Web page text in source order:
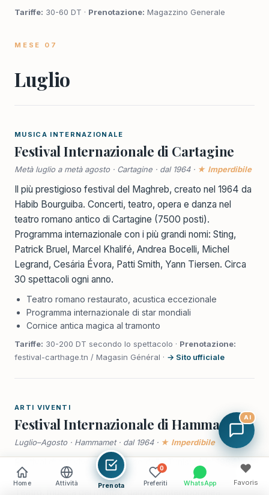
Tariffe: 30-60 DT · Prenotazione: Magazzino Generale
MESE 07
Luglio
MUSICA INTERNAZIONALE
Festival Internazionale di Cartagine
Metà luglio a metà agosto · Cartagine · dal 1964 · ★ Imperdibile
Il più prestigioso festival del Maghreb, creato nel 1964 da
Habib Bourguiba. Concerti, teatro, opera e danza nel
teatro romano antico di Cartagine (7500 posti).
Programma internazionale con i più grandi nomi: Sting,
Patrick Bruel, Marcel Khalifé, Andrea Bocelli, Michel
Legrand, Cesária Évora, Patti Smith, Yann Tiersen. Circa
30 spettacoli ogni anno.
Teatro romano restaurato, acustica eccezionale
Programma internazionale di star mondiali
Cornice antica magica al tramonto
Tariffe: 30-200 DT secondo lo spettacolo · Prenotazione:
festival-carthage.tn / Magasin Général · → Sito ufficiale
ARTI VIVENTI
Festival Internazionale di Hammamet
Luglio–Agosto · Hammamet · dal 1964 · ★ Imperdibile
Festival di arti viventi più antico della Tunisia (dal 1964).
Teatro antico ricostruito nel parco della Villa Sebastian.
Home Attività Prenota
0
Preferiti WhatsApp
♥
Favoris
AI